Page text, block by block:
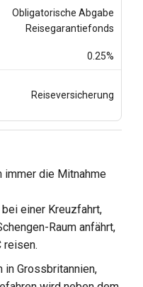
Obligatorische Abgabe
Reisegarantiefonds
0.25%
Reiseversicherung
immer die Mitnahme
einer Kreuzfahrt,
Raum anfährt,
reisen.
in Grossbritannien,